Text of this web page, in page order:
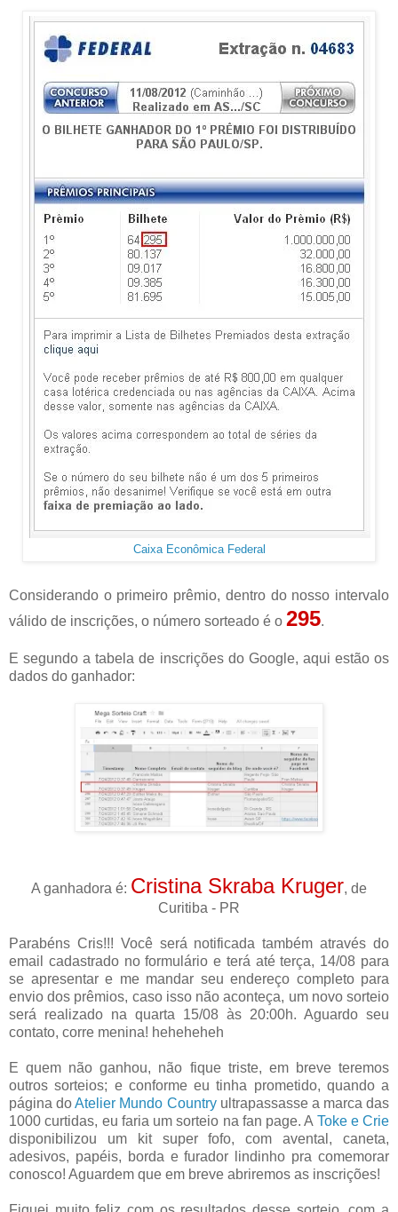
Caixa Econômica Federal
Considerando o primeiro prêmio, dentro do nosso intervalo
válido de inscrições, o número sorteado é o 295.
E segundo a tabela de inscrições do Google, aqui estão os
dados do ganhador:
A ganhadora é: Cristina Skraba Kruger, de
Curitiba - PR
Parabéns Cris!!! Você será notificada também através do
email cadastrado no formulário e terá até terça, 14/08 para
se apresentar e me mandar seu endereço completo para
envio dos prêmios, caso isso não aconteça, um novo sorteio
será realizado na quarta 15/08 às 20:00h. Aguardo seu
contato, corre menina! heheheheh
E quem não ganhou, não fique triste, em breve teremos
outros sorteios; e conforme eu tinha prometido, quando a
página doAtelier Mundo Countryultrapassasse a marca das
1000 curtidas, eu faria um sorteio na fan page. A Toke e Crie
disponibilizou um kit super fofo, com avental, caneta,
adesivos, papéis, borda e furador lindinho pra comemorar
conosco! Aguardem que em breve abriremos as inscrições!